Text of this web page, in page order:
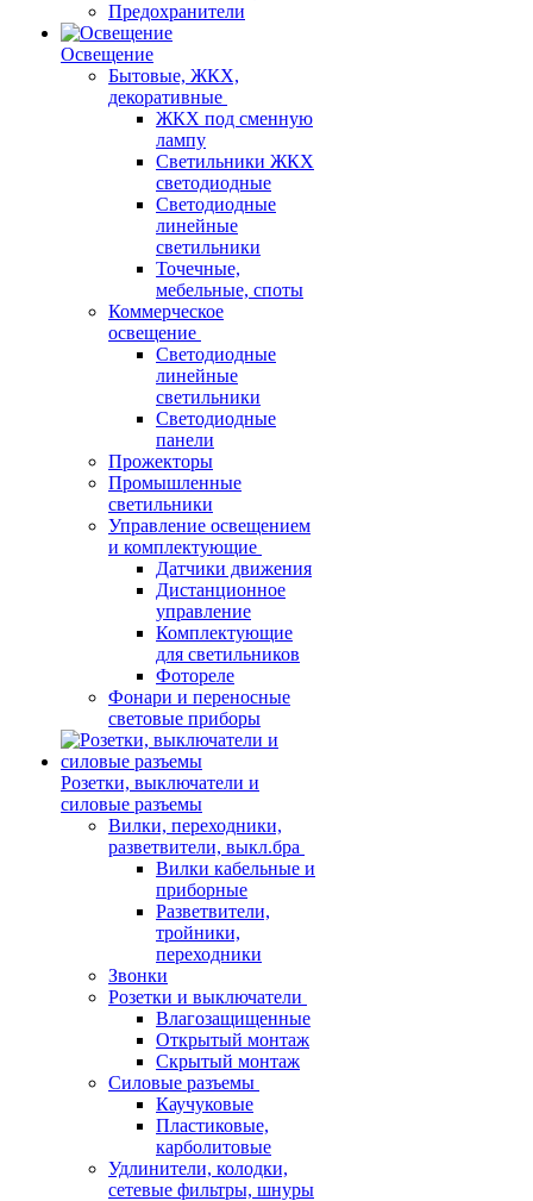
Предохранители
Освещение
Бытовые, ЖКХ,
декоративные
ЖКХ под сменную
лампу
Светильники ЖКХ
светодиодные
Светодиодные
линейные
светильники
Точечные,
мебельные, споты
Коммерческое
освещение
Светодиодные
линейные
светильники
Светодиодные
панели
Прожекторы
Промышленные
светильники
Управление освещением
и комплектующие
Датчики движения
Дистанционное
управление
Комплектующие
для светильников
Фотореле
Фонари и переносные
световые приборы
Розетки, выключатели и
силовые разъемы
Вилки, переходники,
разветвители, выкл.бра
Вилки кабельные и
приборные
Разветвители,
тройники,
переходники
Звонки
Розетки и выключатели
Влагозащищенные
Открытый монтаж
Скрытый монтаж
Силовые разъемы
Каучуковые
Пластиковые,
карболитовые
Удлинители, колодки,
сетевые фильтры, шнуры